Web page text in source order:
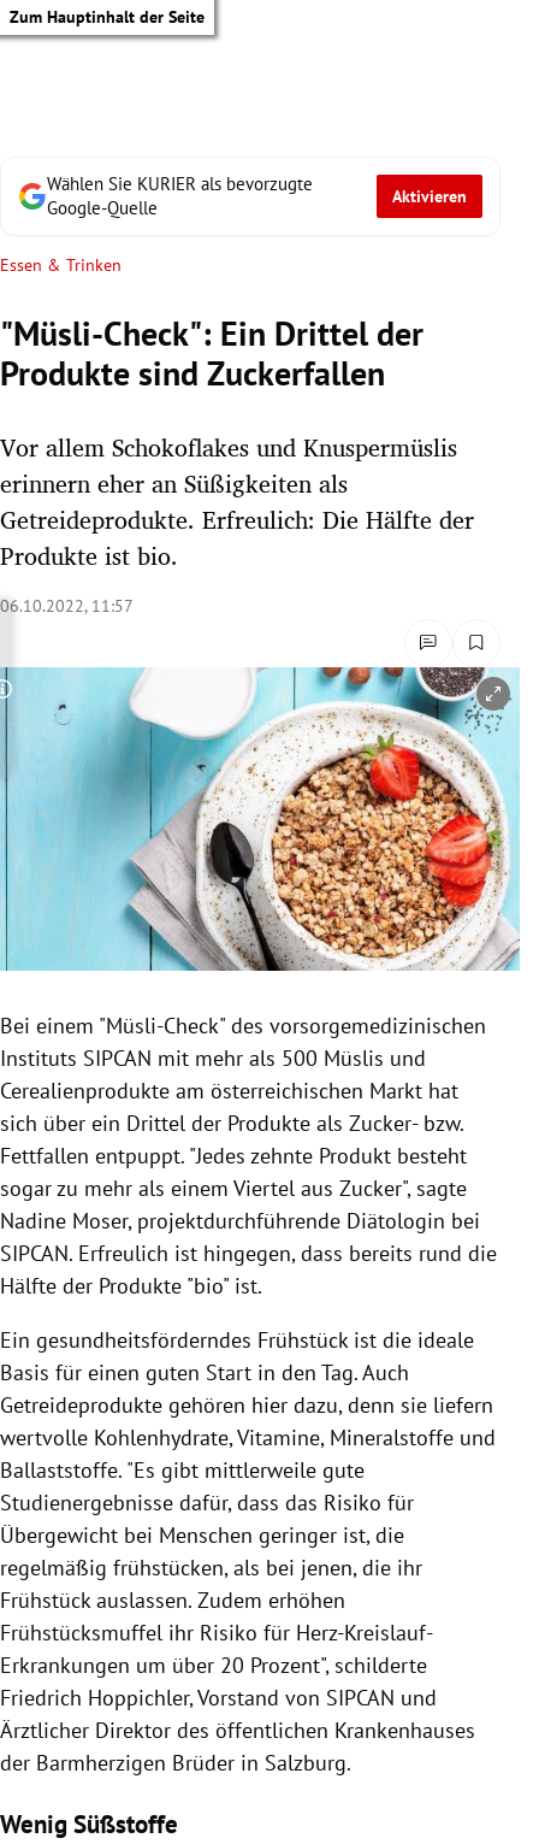
Zum Hauptinhalt der Seite
Untermenü
Untermenü
Untermenü
Untermenü
Untermenü
Untermenü
Untermenü
Wählen Sie KURIER als bevorzugte
Google-Quelle
Aktivieren
Essen & Trinken
"Müsli-Check": Ein Drittel der
Produkte sind Zuckerfallen
Vor allem Schokoflakes und Knuspermüslis
erinnern eher an Süßigkeiten als
Getreideprodukte. Erfreulich: Die Hälfte der
Produkte ist bio.
06.10.2022, 11:57
Copyright-Hinweis öffnen/schließen
Bei einem "Müsli-Check" des vorsorgemedizinischen
Instituts SIPCAN mit mehr als 500 Müslis und
Cerealienprodukte am österreichischen Markt hat
sich über ein Drittel der Produkte als Zucker- bzw.
Fettfallen entpuppt. "Jedes zehnte Produkt besteht
sogar zu mehr als einem Viertel aus Zucker", sagte
Nadine Moser, projektdurchführende Diätologin bei
SIPCAN. Erfreulich ist hingegen, dass bereits rund die
Hälfte der Produkte "bio" ist.
Ein gesundheitsförderndes Frühstück ist die ideale
Basis für einen guten Start in den Tag. Auch
Getreideprodukte gehören hier dazu, denn sie liefern
wertvolle Kohlenhydrate, Vitamine, Mineralstoffe und
Ballaststoffe. "Es gibt mittlerweile gute
Studienergebnisse dafür, dass das Risiko für
Übergewicht bei Menschen geringer ist, die
regelmäßig frühstücken, als bei jenen, die ihr
Frühstück auslassen. Zudem erhöhen
Frühstücksmuffel ihr Risiko für Herz-Kreislauf-
Erkrankungen um über 20 Prozent", schilderte
Friedrich Hoppichler, Vorstand von SIPCAN und
Ärztlicher Direktor des öffentlichen Krankenhauses
der Barmherzigen Brüder in Salzburg.
Wenig Süßstoffe